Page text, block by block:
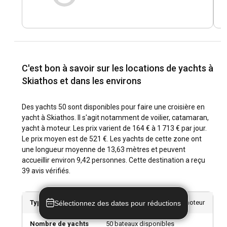
à Skiathos ?
La meilleure période pour la location de yacht à Skiathos se
(septembre). Pendant ces périodes, des conditions de
navigation favorables coïncident avec moins de foules et un
climat plus doux. De plus, c'est une excellente période pour
International du Film (juin) et le festival d'Agios Georgios
(avril). Cependant, si vous souhaitez profiter de l'animation
nocturne, naviguez pendant la haute saison de juin à août.
Comment sont la météo et les conditions de
navigation à Skiathos ?
À Skiathos, les conditions de navigation sont favorables
toute l'année. Toutefois, la meilleure période pour louer un
yacht s'étend de mai à septembre lorsque le temps est sec
et ensoleillé. Les régimes de vent durant ces mois sont
réguliers et pas trop forts, parfaits pour la navigation.
C'est bon à savoir sur les locations de yachts à
Skiathos et dans les environs
Des yachts 50 sont disponibles pour faire une croisière en
yacht à Skiathos. Il s'agit notamment de voilier, catamaran,
yacht à moteur. Les prix varient de 164 € à 1 713 € par jour.
Le prix moyen est de 521 €. Les yachts de cette zone ont
une longueur moyenne de 13,63 mètres et peuvent
accueillir environ 9,42 personnes. Cette destination a reçu
39 avis vérifiés.
Types de yachts Voilier, Catamaran, Yacht à moteur
Nombre de yachts 50 bateaux disponibles
Sélectionnez des dates pour réductions